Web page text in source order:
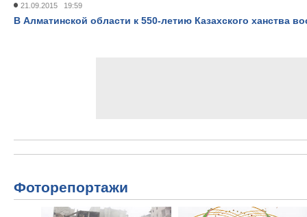
21.09.2015 19:59
В Алматинской области к 550-летию Казахского ханства
Фоторепортажи